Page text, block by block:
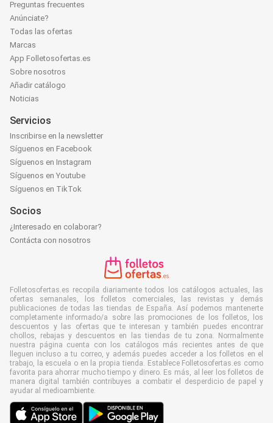
Preguntas frecuentes
Anúnciate?
Todas las ofertas
Marcas
App Folletosofertas.es
Sobre nosotros
Añadir catálogo
Noticias
Servicios
Inscribirse en la newsletter
Síguenos en Facebook
Síguenos en Instagram
Síguenos en Youtube
Síguenos en TikTok
Socios
¿Interesado en colaborar?
Contácta con nosotros
Folletosofertas.es recopila diariamente todos los catálogos actuales, las
ofertas semanales, los folletos comerciales, las revistas y demás
publicaciones de todas las tiendas de España. Así podemos mantenerte
completamente informado/a sobre las promociones de los folletos, los
descuentos y las ofertas que te interesan y también puedes encontrar
chollos, rebajas y descuentos en las tiendas de tu zona. Normalmente
nuestra página cuenta con los catálogos más recientes antes de que
lleguen incluso a tu correo, y además puedes acceder a los folletos en el
trabajo, la escuela o en la propia tienda. Establece Folletosofertas.es como
favorita para ahorrar mucho tiempo y dinero. Es más, al leer los folletos de
manera digital también contribuyes a combatir el desperdicio de papel y
ayudar al medioambiente.